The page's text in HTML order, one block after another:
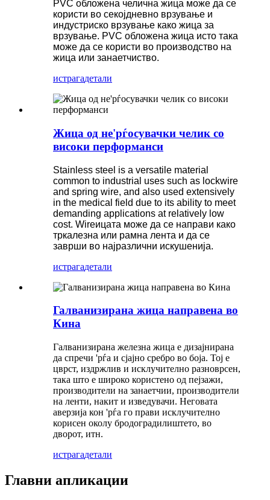
PVC обложена челична жица може да се
користи во секојдневно врзување и
индустриско врзување како жица за
врзување. PVC обложена жица исто така
може да се користи во производство на
жица или занаетчиство.
истрагадетали
Жица од не'рѓосувачки челик со
високи перформанси
Stainless steel is a versatile material
common to industrial uses such as lockwire
and spring wire, and also used extensively
in the medical field due to its ability to meet
demanding applications at relatively low
cost. Wireицата може да се направи како
тркалезна или рамна лента и да се
заврши во најразлични искушенија.
истрагадетали
Галванизирана жица направена во
Кина
Галванизирана железна жица е дизајнирана
да спречи 'рѓа и сјајно сребро во боја. Тој е
цврст, издржлив и исклучително разноврсен,
така што е широко користено од пејзажи,
производители на занаетчии, производители
на ленти, накит и изведувачи. Неговата
аверзија кон 'рѓа го прави исклучително
корисен околу бродоградилиштето, во
дворот, итн.
истрагадетали
Главни апликации